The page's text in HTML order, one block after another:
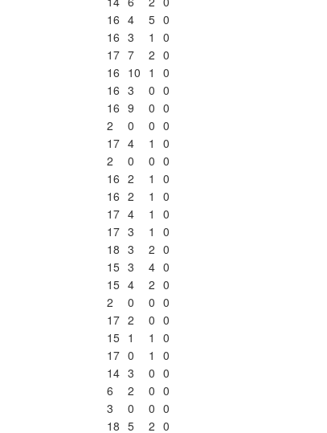
16 4 5 0
16 3 1
0
17 7 2 0
16 10 1
0
16 3 0 0
16 9 0 0
2 0 0 0
17 4 1
0
2 0 0 0
16 2 1
0
16 2 1
0
17 4 1
0
17 3 1
0
18 3 2 0
15 3 4 0
15 4 2 0
2 0 0 0
17 2 0 0
15 1 1
0
17 0 1
0
14 3 0 0
6 2 0 0
3 0 0 0
18 5 2 0